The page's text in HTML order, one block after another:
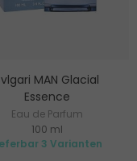
MAN Glacial
Essence
Eau de Parfum
100 ml
3 Varianten